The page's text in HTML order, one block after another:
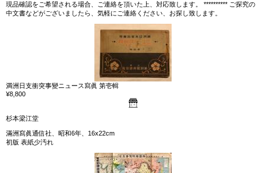
現品確認をご希望される場合、ご連絡を頂いた上、対応致します。 ********** ご探究の
中文書などがございましたら、気軽にご連絡ください、お探し致します。
満洲日支衝突事變ニュース寫眞 第壱輯
¥8,800
杉本梁江堂
滿洲寫眞通信社、昭和6年、16x22cm
初版 表紙少汚れ